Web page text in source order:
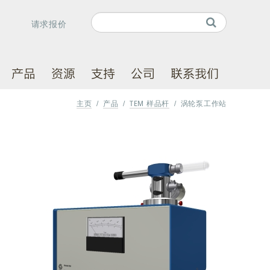
Search form
Search
请求报价
产品 资源 支持 公司 联系我们
主页 / 产品 /TEM 样品杆 / 涡轮泵工作站